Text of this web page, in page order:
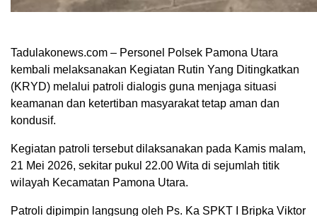
Tadulakonews.com – Personel Polsek Pamona Utara
kembali melaksanakan Kegiatan Rutin Yang Ditingkatkan
(KRYD) melalui patroli dialogis guna menjaga situasi
keamanan dan ketertiban masyarakat tetap aman dan
kondusif.
Kegiatan patroli tersebut dilaksanakan pada Kamis malam,
21 Mei 2026, sekitar pukul 22.00 Wita di sejumlah titik
wilayah Kecamatan Pamona Utara.
Patroli dipimpin langsung oleh Ps. Ka SPKT I Bripka Viktor